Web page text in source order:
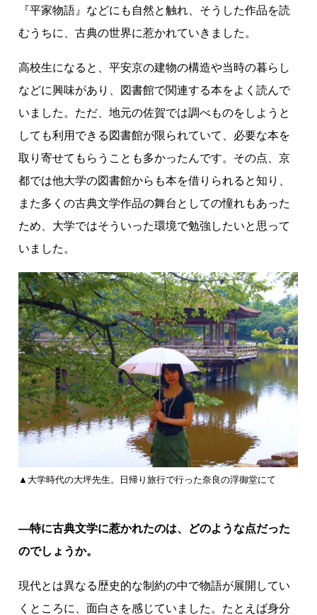
く
新
な
可
能
性
『平家物語』などにも自然と触れ、そうした作品を読
むうちに、古典の世界に惹かれていきました。
高校生になると、平安京の建物の構造や当時の暮らし
などに興味があり、図書館で関連する本をよく読んで
いました。ただ、地元の佐賀では調べものをしようと
しても利用できる図書館が限られていて、必要な本を
取り寄せてもらうことも多かったんです。その点、京
都では他大学の図書館からも本を借りられると知り、
また多くの古典文学作品の舞台としての憧れもあった
ため、大学ではそういった環境で勉強したいと思って
いました。
▲大学時代の大坪先生。日帰り旅行で行った奈良の浮御堂にて
―特に古典文学に惹かれたのは、どのような点だった
のでしょうか。
現代とは異なる歴史的な制約の中で物語が展開してい
くところに、面白さを感じていました。たとえば身分